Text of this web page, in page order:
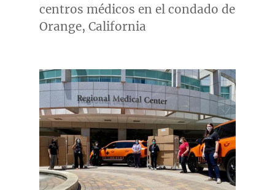
centros médicos en el condado de
Orange, California